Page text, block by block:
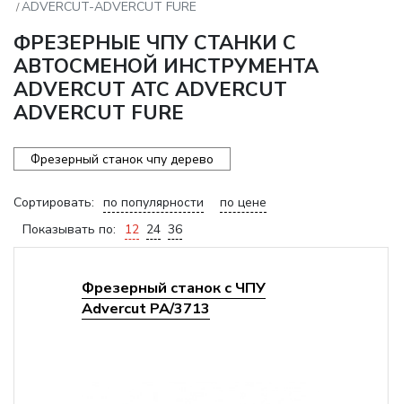
ADVERCUT-ADVERCUT FURE
ФРЕЗЕРНЫЕ ЧПУ СТАНКИ С
АВТОСМЕНОЙ ИНСТРУМЕНТА
ADVERCUT ATC ADVERCUT
ADVERCUT FURE
Фрезерный станок чпу дерево
Сортировать: по популярности
по цене
Показывать по:
12 24 36
Фрезерный станок с ЧПУ
Advercut PA/3713